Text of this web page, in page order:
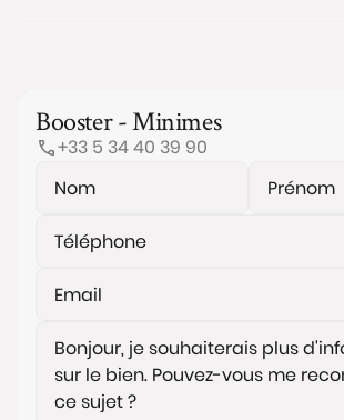
Booster - Minimes
+33 5 34 40 39 90